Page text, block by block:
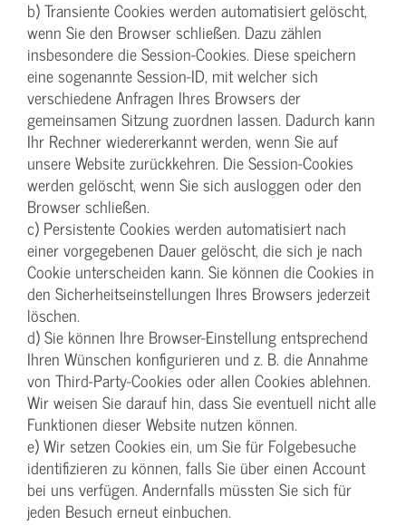
b) Transiente Cookies werden automatisiert gelöscht,
wenn Sie den Browser schließen. Dazu zählen
insbesondere die Session-Cookies. Diese speichern
eine sogenannte Session-ID, mit welcher sich
verschiedene Anfragen Ihres Browsers der
gemeinsamen Sitzung zuordnen lassen. Dadurch kann
Ihr Rechner wiedererkannt werden, wenn Sie auf
unsere Website zurückkehren. Die Session-Cookies
werden gelöscht, wenn Sie sich ausloggen oder den
Browser schließen.
c) Persistente Cookies werden automatisiert nach
einer vorgegebenen Dauer gelöscht, die sich je nach
Cookie unterscheiden kann. Sie können die Cookies in
den Sicherheitseinstellungen Ihres Browsers jederzeit
löschen.
d) Sie können Ihre Browser-Einstellung entsprechend
Ihren Wünschen konfigurieren und z. B. die Annahme
von Third-Party-Cookies oder allen Cookies ablehnen.
Wir weisen Sie darauf hin, dass Sie eventuell nicht alle
Funktionen dieser Website nutzen können.
e) Wir setzen Cookies ein, um Sie für Folgebesuche
identifizieren zu können, falls Sie über einen Account
bei uns verfügen. Andernfalls müssten Sie sich für
jeden Besuch erneut einbuchen.